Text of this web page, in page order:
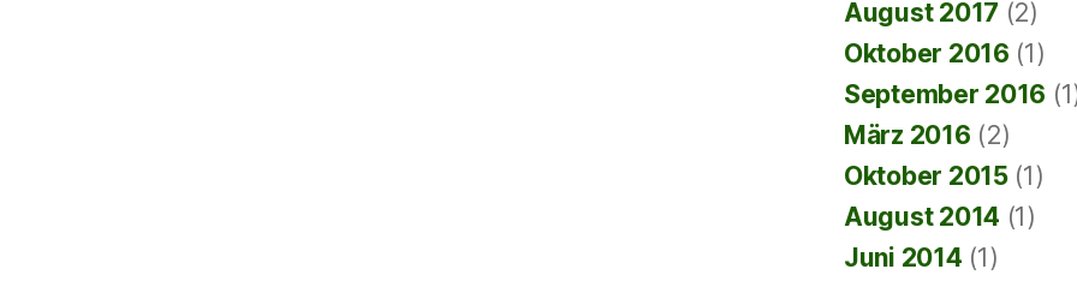
August 2017 (2)
Oktober 2016 (1)
September 2016
März 2016 (2)
Oktober 2015(1)
August 2014 (1)
Juni 2014 (1)